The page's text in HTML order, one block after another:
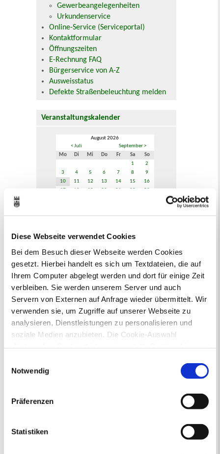
Diese Webseite verwendet Cookies
Bei dem Besuch dieser Webseite werden Cookies
gesetzt. Hierbei handelt es sich um Textdateien, die auf
Ihrem Computer abgelegt werden und dort für einige Zeit
verbleiben. Sie werden unserem Server und auch
Servern von Externen auf Anfrage wieder übermittelt. Wir
verwenden sie, um Zugriffe auf unserer Webseite zu
analysieren, Dienstleistungen zu personalisieren und
soziale Medien anzubieten. Die Cookie-Auswahl
Drittländern (USA) mit unzureichendem
Datenschutzniveau verarbeiten. Es besteht die Gefahr,
dass diese zu Kontroll- und Überwachungszwecken von
anderen missbraucht werden, ohne dass Sie sich mit
Arten von Cookies genau gesetzt werden, wie lang sie
gespeichert werden, von wem sie gesetzt wurden und
Notwendig
Präferenzen
Statistiken
Gewerbeangelegenheiten
Urkundenservice
Online-Service (Serviceportal)
Kontaktformular
Öffnungszeiten
E-Rechnung FAQ
Bürgerservice von A-Z
Ausweisstatus
Defekte Straßenbeleuchtung melden
Veranstaltungskalender
August 2026
< Juli
September >
Mo
Di Mi Do Fr Sa
So
1
2
3
4 5 6 7 8
9
10
11 12 13 14 15
16
Zur Veranstaltungssuche
Bürgerbeteiligung
Online-Beteiligungsportal der
Stadtverwaltung
Bauleitplanung: Für Bürger*innen gibt
Flächennutzungsplan zu beteiligen.
Bebauungsplänen finden Sie hier.
Flächennutzungsplan-Änderungen finden